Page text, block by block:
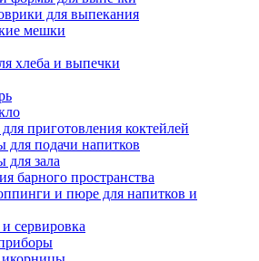
для выпекания
мешки
хлеба и выпечки
приготовления коктейлей
для подачи напитков
для зала
барного пространства
и пюре для напитков и
сервировка